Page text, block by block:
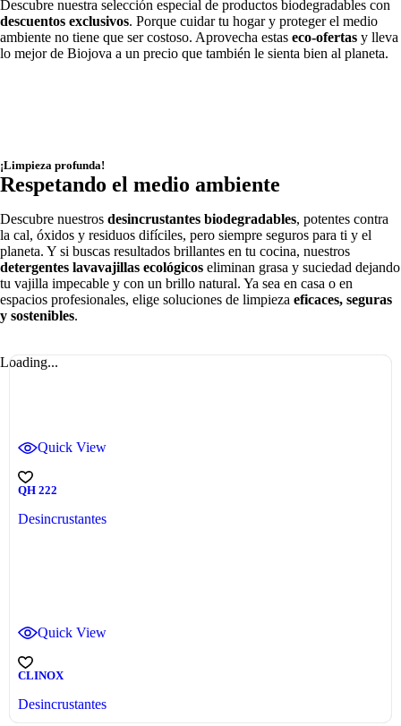
Descubre nuestra selección especial de productos biodegradables con
descuentos exclusivos. Porque cuidar tu hogar y proteger el medio
ambiente no tiene que ser costoso. Aprovecha estas eco-ofertas y lleva
lo mejor de Biojova a un precio que también le sienta bien al planeta.
10% de Descuento
33,75€
Ambientador tejidos
BEELOX
31,81€
¡Limpieza profunda!
Respetando el medio ambiente
Descubre nuestros desincrustantes biodegradables, potentes contra
la cal, óxidos y residuos difíciles, pero siempre seguros para ti y el
planeta. Y si buscas resultados brillantes en tu cocina, nuestros
detergentes lavavajillas ecológicos eliminan grasa y suciedad dejando
tu vajilla impecable y con un brillo natural. Ya sea en casa o en
espacios profesionales, elige soluciones de limpieza eficaces, seguras
y sostenibles.
Loading...
Quick View
QH 222
Desincrustantes
Quick View
CLINOX
Desincrustantes